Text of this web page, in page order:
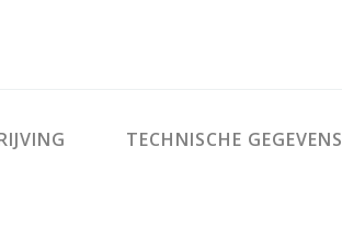
TECHNISCHE GEGEVENS